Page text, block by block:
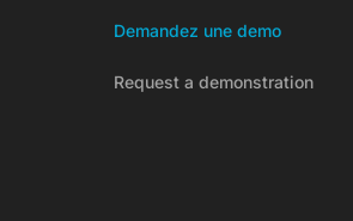
Demandez une demo
Request a demonstration